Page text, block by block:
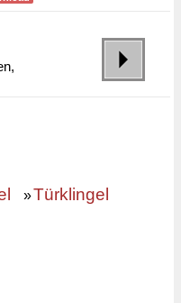
»Türklingel